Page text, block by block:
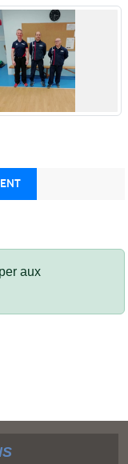
aux